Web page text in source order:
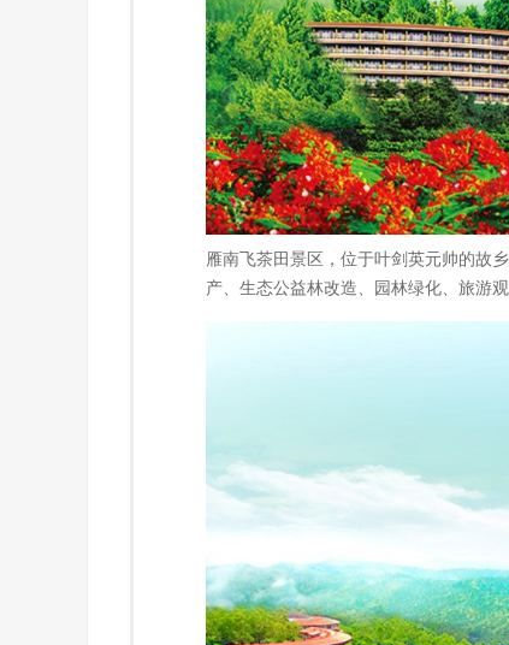
雁南飞茶田景区，位于叶剑英元帅的故
产、生态公益林改造、园林绿化、旅游